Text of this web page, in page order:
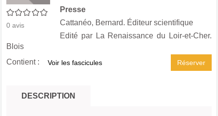
0/5
0 avis
Presse
Cattanéo, Bernard. Éditeur scientifique
Edité par La Renaissance du Loir-et-Cher.
Blois
Réserver
Contient : Voir les fascicules
DESCRIPTION